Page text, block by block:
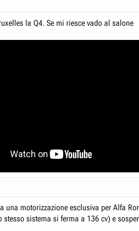
la Q4. Se mi riesce vado al salone
una motorizzazione esclusiva per Alfa
stesso sistema si ferma a 136 cv) e